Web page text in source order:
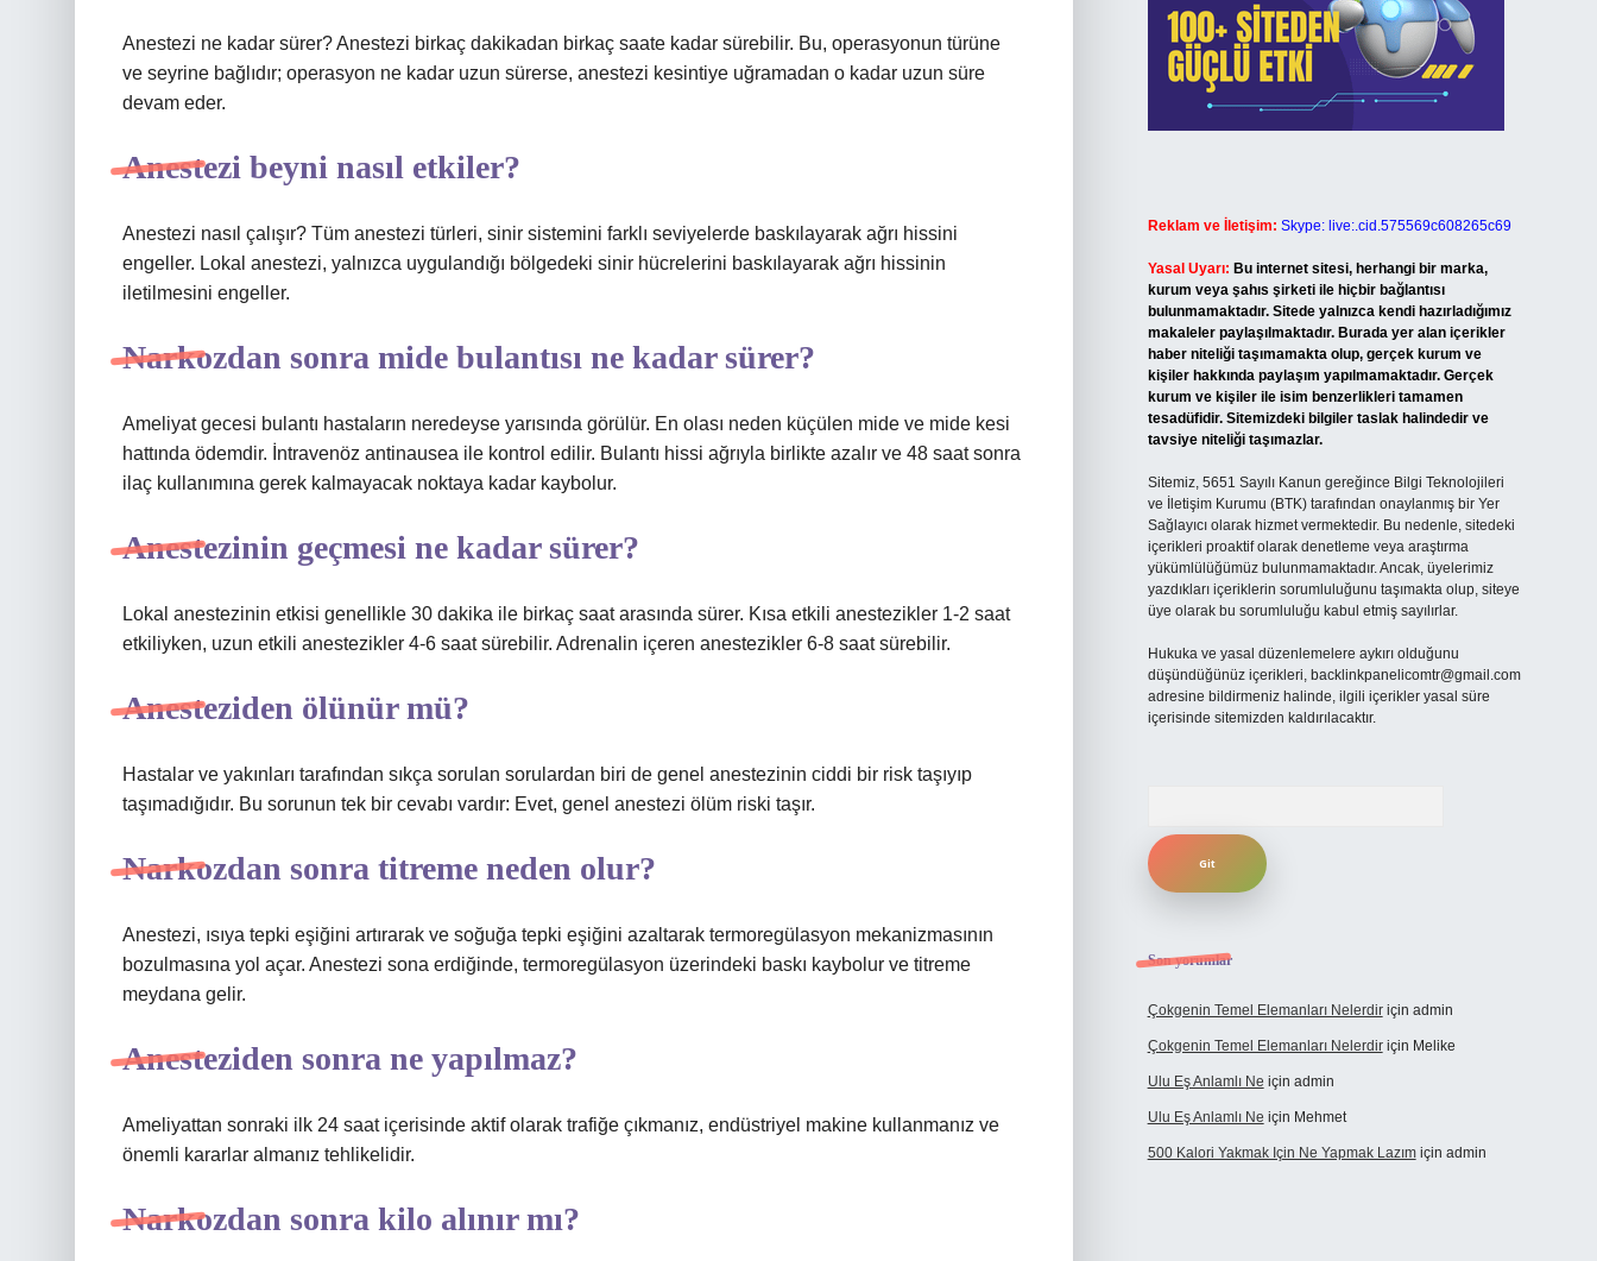
Anestezi ne kadar sürer? Anestezi birkaç dakikadan birkaç saate kadar sürebilir. Bu, operasyonun türüne
ve seyrine bağlıdır; operasyon ne kadar uzun sürerse, anestezi kesintiye uğramadan o kadar uzun süre
devam eder.
Anestezi beyni nasıl etkiler?
Anestezi nasıl çalışır? Tüm anestezi türleri, sinir sistemini farklı seviyelerde baskılayarak ağrı hissini
engeller. Lokal anestezi, yalnızca uygulandığı bölgedeki sinir hücrelerini baskılayarak ağrı hissinin
iletilmesini engeller.
Narkozdan sonra mide bulantısı ne kadar sürer?
Ameliyat gecesi bulantı hastaların neredeyse yarısında görülür. En olası neden küçülen mide ve mide kesi
hattında ödemdir. İntravenöz antinausea ile kontrol edilir. Bulantı hissi ağrıyla birlikte azalır ve 48 saat sonra
ilaç kullanımına gerek kalmayacak noktaya kadar kaybolur.
Anestezinin geçmesi ne kadar sürer?
Lokal anestezinin etkisi genellikle 30 dakika ile birkaç saat arasında sürer. Kısa etkili anestezikler 1-2 saat
etkiliyken, uzun etkili anestezikler 4-6 saat sürebilir. Adrenalin içeren anestezikler 6-8 saat sürebilir.
Anesteziden ölünür mü?
Hastalar ve yakınları tarafından sıkça sorulan sorulardan biri de genel anestezinin ciddi bir risk taşıyıp
taşımadığıdır. Bu sorunun tek bir cevabı vardır: Evet, genel anestezi ölüm riski taşır.
Narkozdan sonra titreme neden olur?
Anestezi, ısıya tepki eşiğini artırarak ve soğuğa tepki eşiğini azaltarak termoregülasyon mekanizmasının
bozulmasına yol açar. Anestezi sona erdiğinde, termoregülasyon üzerindeki baskı kaybolur ve titreme
meydana gelir.
Anesteziden sonra ne yapılmaz?
Ameliyattan sonraki ilk 24 saat içerisinde aktif olarak trafiğe çıkmanız, endüstriyel makine kullanmanız ve
önemli kararlar almanız tehlikelidir.
Narkozdan sonra kilo alınır mı?
Reklam ve İletişim: Skype: live:.cid.575569c608265c69
Yasal Uyarı: Bu internet sitesi, herhangi bir marka,
kurum veya şahıs şirketi ile hiçbir bağlantısı
bulunmamaktadır. Sitede yalnızca kendi hazırladığımız
makaleler paylaşılmaktadır. Burada yer alan içerikler
haber niteliği taşımamakta olup, gerçek kurum ve
kişiler hakkında paylaşım yapılmamaktadır. Gerçek
kurum ve kişiler ile isim benzerlikleri tamamen
tesadüfidir. Sitemizdeki bilgiler taslak halindedir ve
tavsiye niteliği taşımazlar.
Sitemiz, 5651 Sayılı Kanun gereğince Bilgi Teknolojileri
ve İletişim Kurumu (BTK) tarafından onaylanmış bir Yer
Sağlayıcı olarak hizmet vermektedir. Bu nedenle, sitedeki
içerikleri proaktif olarak denetleme veya araştırma
yükümlülüğümüz bulunmamaktadır. Ancak, üyelerimiz
yazdıkları içeriklerin sorumluluğunu taşımakta olup, siteye
üye olarak bu sorumluluğu kabul etmiş sayılırlar.
Hukuka ve yasal düzenlemelere aykırı olduğunu
düşündüğünüz içerikleri, backlinkpanelicomtr@gmail.com
adresine bildirmeniz halinde, ilgili içerikler yasal süre
içerisinde sitemizden kaldırılacaktır.
Son yorumlar
Çokgenin Temel Elemanları Nelerdiriçin admin
Çokgenin Temel Elemanları Nelerdiriçin Melike
Ulu Eş Anlamlı Ne için admin
Ulu Eş Anlamlı Ne için Mehmet
500 Kalori Yakmak Için Ne Yapmak Lazımiçin admin